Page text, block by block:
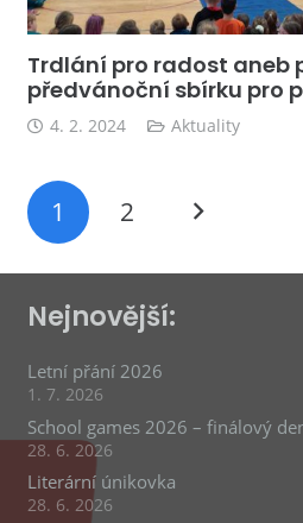
Trdlání pro radost aneb
předvánoční sbírku pro
4. 2. 2024 Aktuality
1 2
Nejnovější:
Letní přání 2026
1. 7. 2026
School games 2026 – finálový
28. 6. 2026
Literární únikovka
28. 6. 2026